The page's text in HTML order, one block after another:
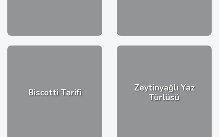
Biscotti Tarifi
Zeytinyağlı Yaz
Türlüsü